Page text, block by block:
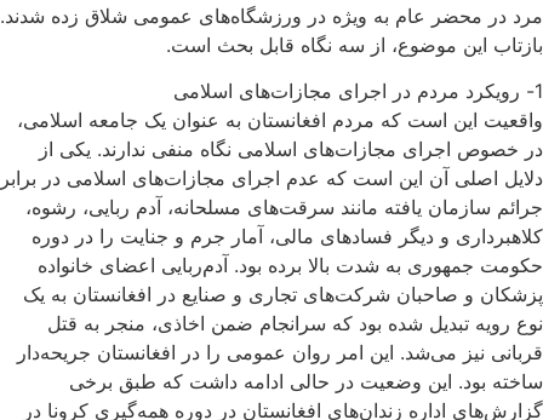
مرد در محضر عام به ویژه در ورزشگاه‌های عمومی شلاق زده شدند.
بازتاب این موضوع، از سه نگاه قابل بحث است.
1- رویکرد مردم در اجرای مجازات‌های اسلامی
واقعیت این است ‌که مردم افغانستان به عنوان یک جامعه اسلامی،
در خصوص اجرای مجازات‌های اسلامی نگاه منفی ندارند. یکی از
دلایل اصلی ‌آن این است‌ که عدم اجرای مجازات‌های اسلامی در برابر
جرائم سازمان یافته مانند سرقت‌های مسلحانه، آدم ربایی، رشوه،
کلاهبرداری و دیگر فسادهای مالی، آمار جرم و جنایت را در دوره
حکومت جمهوری به شدت بالا برده بود. آدم‌ربایی اعضای خانواده
پزشکان و صاحبان شرکت‌های تجاری و صنایع در افغانستان به یک
نوع رویه تبدیل شده بود که سرانجام ضمن اخاذی، منجر به قتل
قربانی نیز می‌شد. این امر روان عمومی را در افغانستان جریحه‌دار
ساخته بود. این وضعیت در حالی ادامه داشت که طبق برخی
گزارش‌های اداره زندان‌های افغانستان در دوره همه‌گیری کرونا در